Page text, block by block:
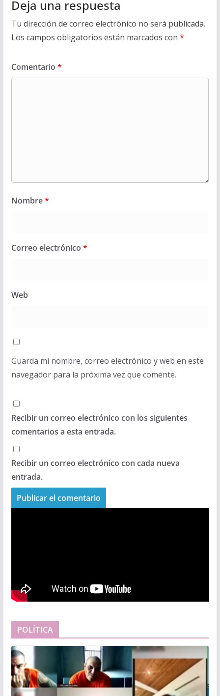
Deja una respuesta
Tu dirección de correo electrónico no será publicada.
Los campos obligatorios están marcados con *
Comentario *
Nombre*
Correo electrónico *
Web
Guarda mi nombre, correo electrónico y web en este
navegador para la próxima vez que comente.
Recibir un correo electrónico con los siguientes
comentarios a esta entrada.
Recibir un correo electrónico con cada nueva
entrada.
POLÍTICA